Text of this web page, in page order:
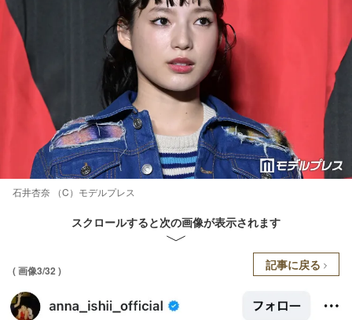
石井杏奈 （C）モデルプレス
スクロールすると次の画像が表示されます
( 画像3/32 ) 記事に戻る